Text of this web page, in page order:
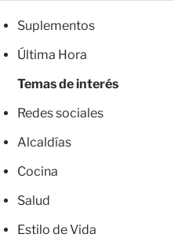
Suplementos
Última Hora
Temas de interés
Redes sociales
Alcaldías
Cocina
Salud
Estilo de Vida